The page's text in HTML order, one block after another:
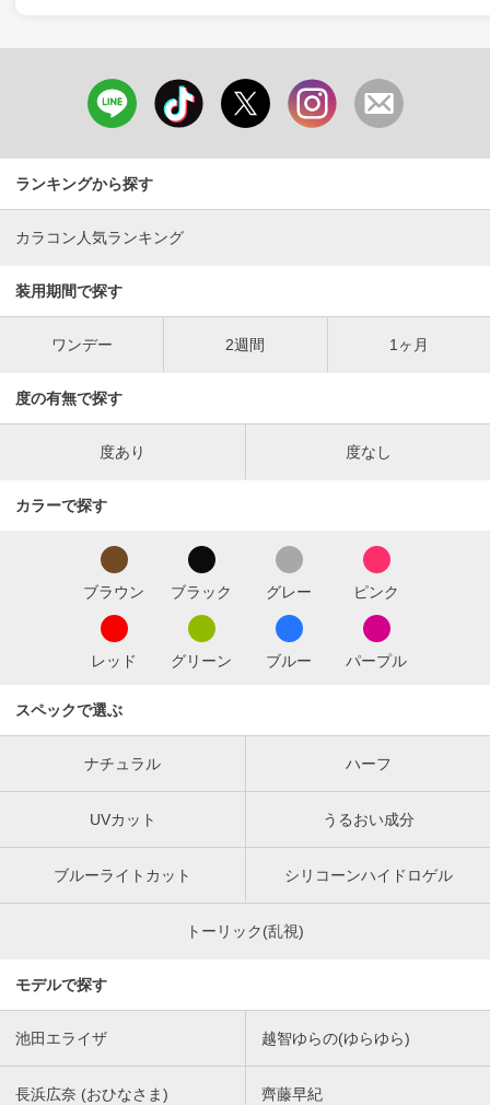
ランキングから探す
カラコン人気ランキング
装用期間で探す
ワンデー 2週間 1ヶ月
度の有無で探す
度あり 度なし
カラーで探す
ブラウン ブラック グレー ピンク
レッド グリーン ブルー パープル
スペックで選ぶ
ナチュラル ハーフ
UVカット うるおい成分
ブルーライトカット シリコーンハイドロゲル
トーリック(乱視)
モデルで探す
池田エライザ 越智ゆらの(ゆらゆら)
長浜広奈 (おひなさま) 齊藤早紀